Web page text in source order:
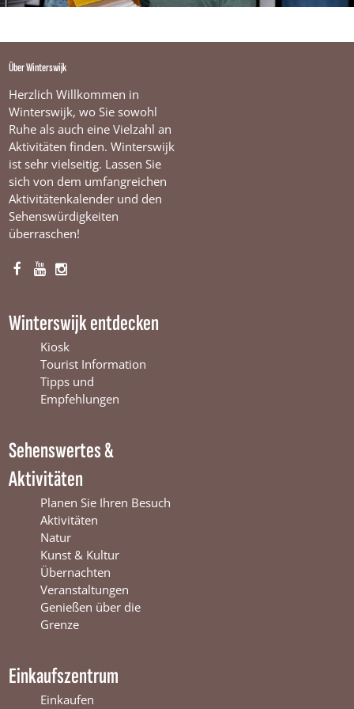
Über Winterswijk
Herzlich Willkommen in
Winterswijk, wo Sie sowohl
Ruhe als auch eine Vielzahl an
Aktivitäten finden. Winterswijk
ist sehr vielseitig. Lassen Sie
sich von dem umfangreichen
Aktivitätenkalender und den
Sehenswürdigkeiten
überraschen!
F
e
n
t
e
Y
T
u
b
e
W
t
e
r
s
w
i
j
k
I
t
a
g
r
a
i
t
e
r
s
w
i
j
k
Winterswijk entdecken
Kiosk
Tourist Information
Tipps und
Empfehlungen
Sehenswertes &
Aktivitäten
Planen Sie Ihren Besuch
Aktivitäten
Natur
Kunst & Kultur
Übernachten
Veranstaltungen
Genießen über die
Grenze
Einkaufszentrum
Einkaufen